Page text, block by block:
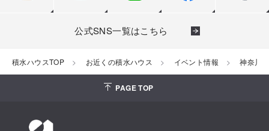
公式SNS一覧はこちら
積水ハウスTOP お近くの積水ハウス イベント情報 神奈川
PAGE TOP